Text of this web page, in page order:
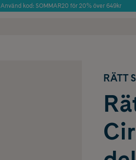
Använd kod: SOMMAR20 för 20% över 649kr
RÄTT